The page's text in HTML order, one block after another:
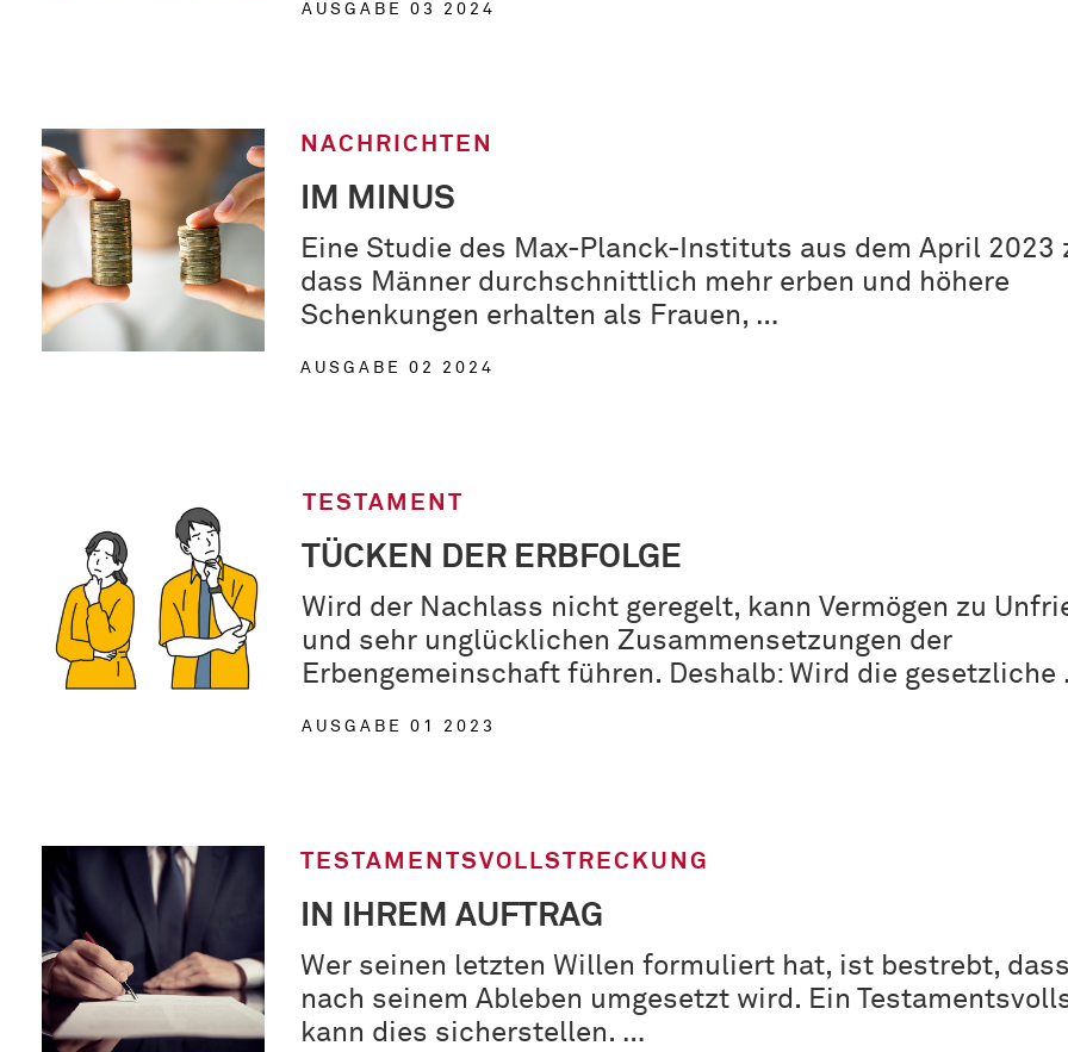
AUSGABE 03 2024
NACHRICHTEN
IM MINUS
Eine Studie des Max-Planck-Instituts aus dem April 2023
dass Männer durchschnittlich mehr erben und höhere
Schenkungen erhalten als Frauen, …
AUSGABE 02 2024
TESTAMENT
TÜCKEN DER ERBFOLGE
Wird der Nachlass nicht geregelt, kann Vermögen zu
und sehr unglücklichen Zusammensetzungen der
Erbengemeinschaft führen. Deshalb: Wird die gesetzliche
AUSGABE 01 2023
TESTAMENTSVOLLSTRECKUNG
IN IHREM AUFTRAG
Wer seinen letzten Willen formuliert hat, ist bestrebt,
nach seinem Ableben umgesetzt wird. Ein
kann dies sicherstellen. …